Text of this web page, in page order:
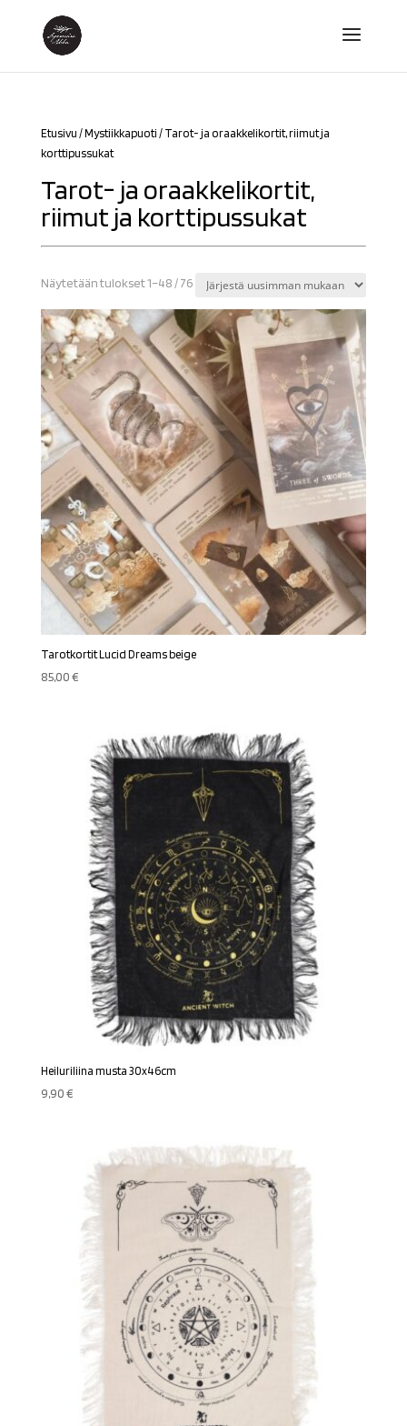
Etusivu /Mystiikkapuoti / Tarot- ja oraakkelikortit, riimut ja
korttipussukat
Tarot- ja oraakkelikortit,
riimut ja korttipussukat
Näytetään tulokset 1–48 / 76Sorted
latest
Tarotkortit Lucid Dreams beige
85,00€
Heiluriliina musta 30x46cm
9,90€